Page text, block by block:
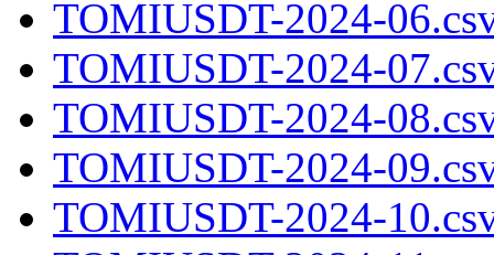
TOMIUSDT-2024-
TOMIUSDT-2024-
TOMIUSDT-2024-
TOMIUSDT-2024-
TOMIUSDT-2024-